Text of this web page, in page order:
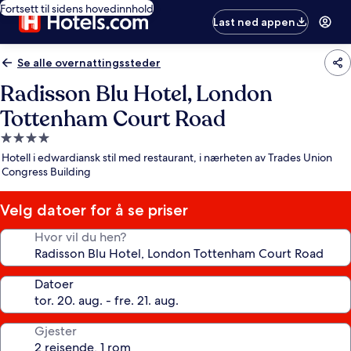
Fortsett til sidens hovedinnhold
Last ned appen
Se alle overnattingssteder
Radisson Blu Hotel, London
Tottenham Court Road
Overnattingssted
med
4.0
stjerner
Hotell i edwardiansk stil med restaurant, i nærheten av Trades Union
Congress Building
Velg datoer for å se priser
Hvor vil du hen?
Datoer
Gjester